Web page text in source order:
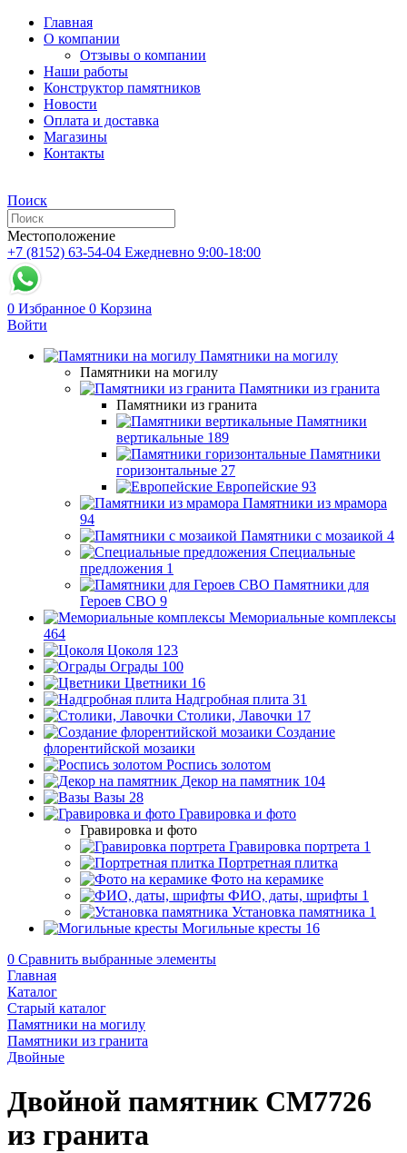
Главная
О компании
Отзывы о компании
Наши работы
Конструктор памятников
Новости
Оплата и доставка
Магазины
Контакты
Поиск
Местоположение
+7 (8152) 63-54-04 Ежедневно 9:00-18:00
0 Избранное 0 Корзина
Войти
Памятники на могилу
Памятники на могилу
Памятники из гранита
Памятники из гранита
Памятники
вертикальные 189
Памятники
горизонтальные 27
Европейские 93
Памятники из мрамора
94
Памятники с мозаикой 4
Специальные
предложения 1
Памятники для
Героев СВО 9
Мемориальные комплексы
464
Цоколя 123
Ограды 100
Цветники 16
Надгробная плита 31
Столики, Лавочки 17
Создание
флорентийской мозаики
Роспись золотом
Декор на памятник 104
Вазы 28
Гравировка и фото
Гравировка и фото
Гравировка портрета 1
Портретная плитка
Фото на керамике
ФИО, даты, шрифты 1
Установка памятника 1
Могильные кресты 16
0 Сравнить выбранные элементы
Главная
Каталог
Старый каталог
Памятники на могилу
Памятники из гранита
Двойные
Двойной памятник CM7726
из гранита